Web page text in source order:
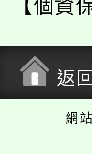
【個資
返
網